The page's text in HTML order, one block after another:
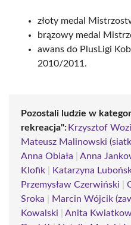
złoty medal
brązowy medal
awans do PlusLigi
2010/2011.
Pozostali ludzie w
rekreacja": Krzysztof
Mateusz Malinowski
Anna Obiała
Anna
Klofik
Katarzyna
Przemysław Czerwiński
Sroka
Marcin Wójcik
Kowalski
Anita